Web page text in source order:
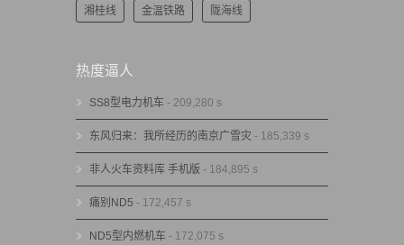
湘桂线 金温铁路 陇海线
热度逼人
SS8型电力机车 - 209,280 s
东风归来：我所经历的南京广雪灾 - 185,339 s
非人火车资料库 手机版 - 184,895 s
痛别ND5 - 172,457 s
ND5型内燃机车 - 172,075 s